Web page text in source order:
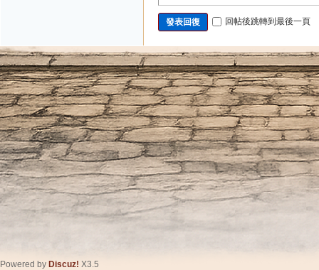
發表回復 回帖後跳轉到最後一頁
Powered by Discuz! X3.5